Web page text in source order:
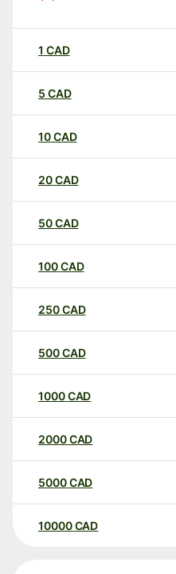
1 CAD
5 CAD
10CAD
20CAD
50CAD
100CAD
250CAD
500CAD
1000CAD
2000CAD
5000CAD
10000 CAD